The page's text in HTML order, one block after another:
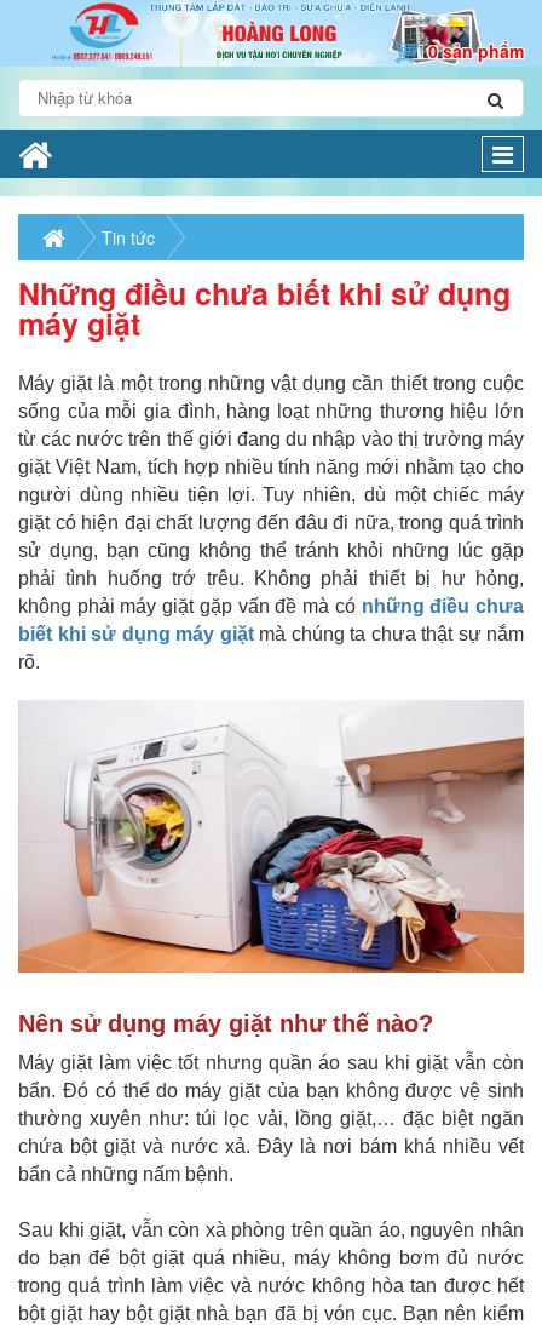
0 sản phẩm
Tin tức
Những điều chưa biết khi sử dụng
máy giặt
Máy giặt là một trong những vật dụng cần thiết trong cuộc
sống của mỗi gia đình, hàng loạt những thương hiệu lớn
từ các nước trên thế giới đang du nhập vào thị trường máy
giặt Việt Nam, tích hợp nhiều tính năng mới nhằm tạo cho
người dùng nhiều tiện lợi. Tuy nhiên, dù một chiếc máy
giặt có hiện đại chất lượng đến đâu đi nữa, trong quá trình
sử dụng, bạn cũng không thể tránh khỏi những lúc gặp
phải tình huống trớ trêu. Không phải thiết bị hư hỏng,
không phải máy giặt gặp vấn đề mà có những điều chưa
biết khi sử dụng máy giặtmà chúng ta chưa thật sự nắm
rõ.
Nên sử dụng máy giặt như thế nào?
Máy giặt làm việc tốt nhưng quần áo sau khi giặt vẫn còn
bẩn. Đó có thể do máy giặt của bạn không được vệ sinh
thường xuyên như: túi lọc vải, lồng giặt,… đặc biệt ngăn
chứa bột giặt và nước xả. Đây là nơi bám khá nhiều vết
bẩn cả những nấm bệnh.
Sau khi giặt, vẫn còn xà phòng trên quần áo, nguyên nhân
do bạn để bột giặt quá nhiều, máy không bơm đủ nước
trong quá trình làm việc và nước không hòa tan được hết
bột giặt hay bột giặt nhà bạn đã bị vón cục. Bạn nên kiểm